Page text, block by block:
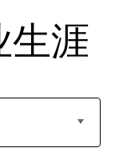
生涯